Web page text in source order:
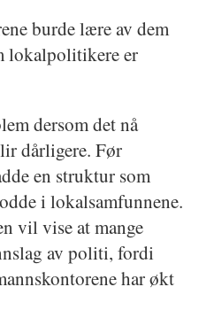
burde lære av dem
lokalpolitikere er
dersom det nå
dårligere. Før
en struktur som
i lokalsamfunnene.
vil vise at mange
av politi, fordi
har økt